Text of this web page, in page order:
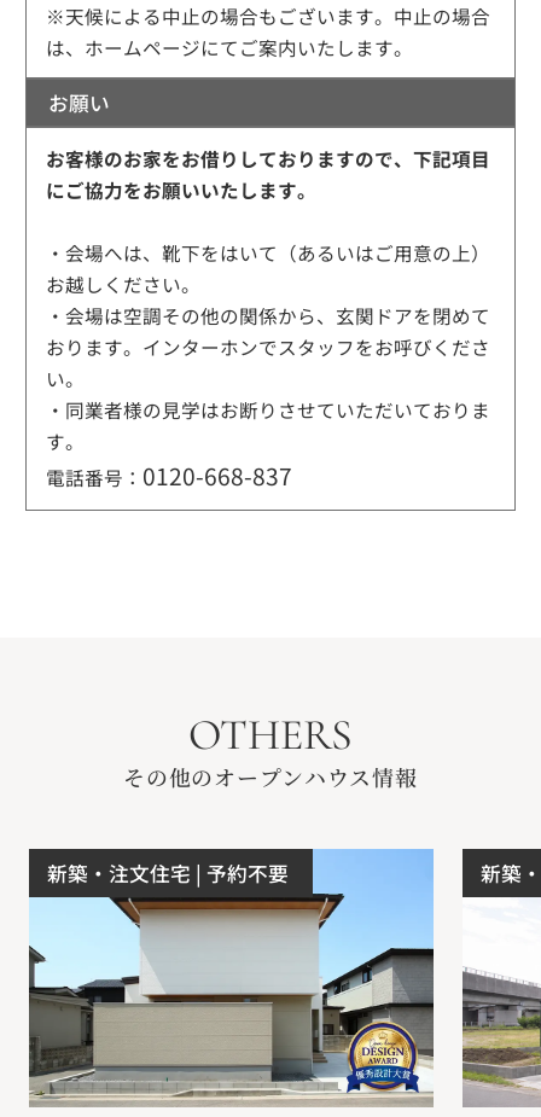
※天候による中止の場合もございます。中止の場合
は、ホームページにてご案内いたします。
お願い
お客様のお家をお借りしておりますので、下記項目
にご協力をお願いいたします。
・会場へは、靴下をはいて（あるいはご用意の上）
お越しください。
・会場は空調その他の関係から、玄関ドアを閉めて
おります。インターホンでスタッフをお呼びくださ
い。
・同業者様の見学はお断りさせていただいておりま
す。
電話番号： 0120-668-837
OTHERS
その他のオープンハウス情報
新築・注文住宅 | 予約不要 新築